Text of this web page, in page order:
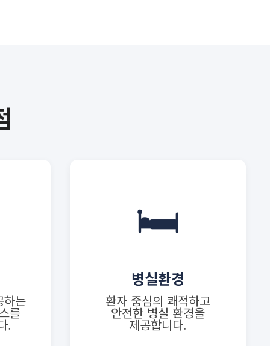
하는
를
.
🛏️
병실환경
환자 중심의 쾌적하고
안전한 병실 환경을
제공합니다.